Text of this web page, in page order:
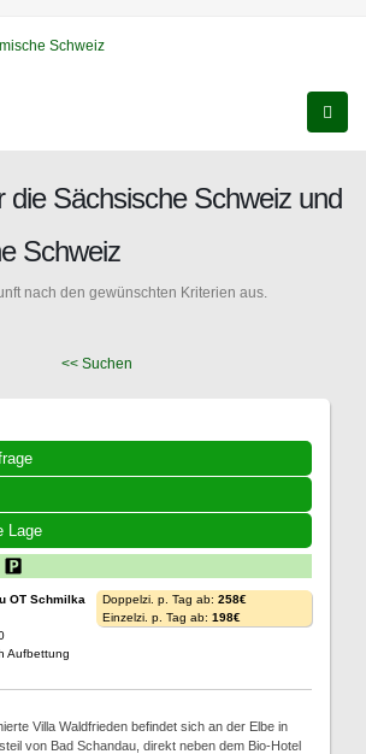
die Sächsische Schweiz und
Schweiz
nach den gewünschten Kriterien aus.
<< Suchen
Lage
OT Schmilka
Aufbettung
Doppelzi. p. Tag ab: 258€
Einzelzi. p. Tag ab: 198€
Villa Waldfrieden befindet sich an der Elbe in
von Bad Schandau, direkt neben dem Bio-Hotel